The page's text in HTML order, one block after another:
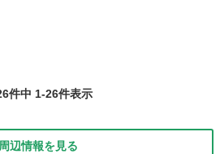
件中 1-26件表示
周辺情報を見る